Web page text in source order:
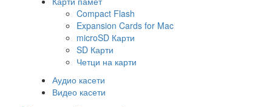
Compact Flash
Expansion Cards for Mac
microSD Карти
SD Карти
Четци на карти
Аудио касети
Видео касети